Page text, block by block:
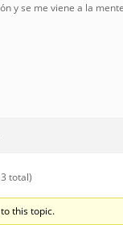
y se me viene a la
total)
this topic.